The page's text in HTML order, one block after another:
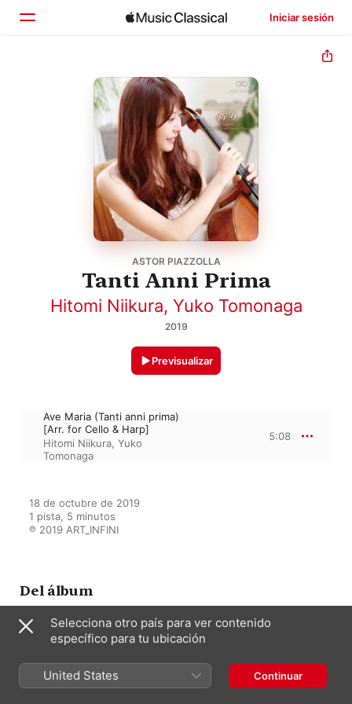
Iniciar sesión
Explorar
ASTOR PIAZZOLLA
Tanti Anni Prima
Hitomi Niikura, Yuko Tomonaga
2019
Previsualizar
Ave Maria (Tanti anni prima)
[Arr. for Cello & Harp]
Hitomi Niikura, Yuko
Tomonaga
5:08
18 de octubre de 2019
1 pista, 5 minutos
℗ 2019 ART_INFINI
Del álbum
Saint-Saëns, Schubert &
Harp)
Hitomi Niikura Yuko Tomonaga
Selecciona otro país para ver contenido
específico para tu ubicación
United States Continuar